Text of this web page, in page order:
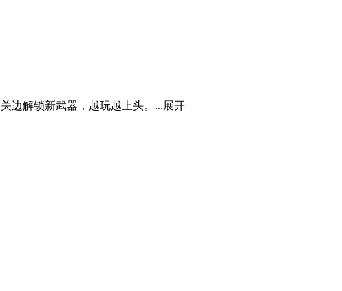
边解锁新武器，越玩越上头。...展开